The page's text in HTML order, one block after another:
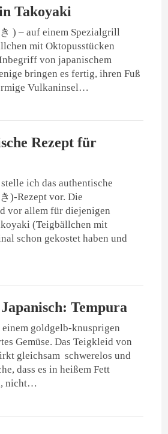
Takoyaki
) – auf einem Spezialgrill
mit Oktopusstücken
von japanischem
bringen es fertig, ihren Fuß
Vulkaninsel…
Rezept für
ich das authentische
)-Rezept vor. Die
vor allem für diejenigen
(Teigbällchen mit
schon gekostet haben und
Tempura
goldgelb-knusprigen
Gemüse. Das Teigkleid von
gleichsam schwerelos und
dass es in heißem Fett
nicht…